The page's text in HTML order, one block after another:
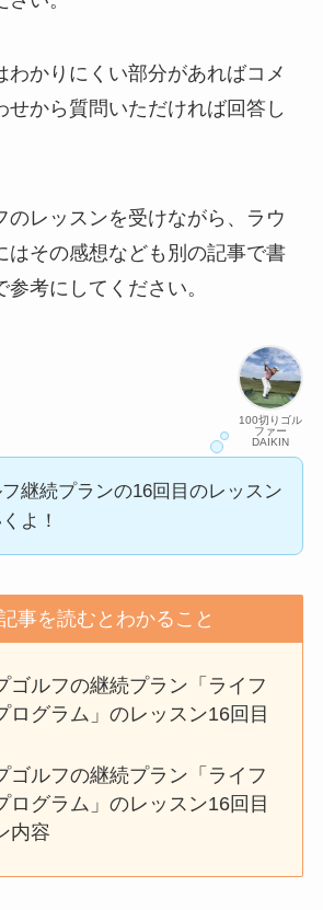
わかりにくい部分があればコメ
せから質問いただければ回答し
のレッスンを受けながら、ラウ
はその感想なども別の記事で書
考にしてください。
100切りゴル
ファー
DAIKIN
継続プランの16回目のレッスン
よ！
事を読むとわかること
ゴルフの継続プラン「ライフ
ログラム」のレッスン16回目
ゴルフの継続プラン「ライフ
ログラム」のレッスン16回目
内容